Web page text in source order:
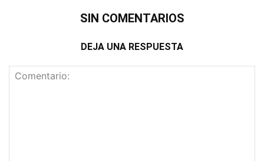
SIN COMENTARIOS
DEJA UNA RESPUESTA